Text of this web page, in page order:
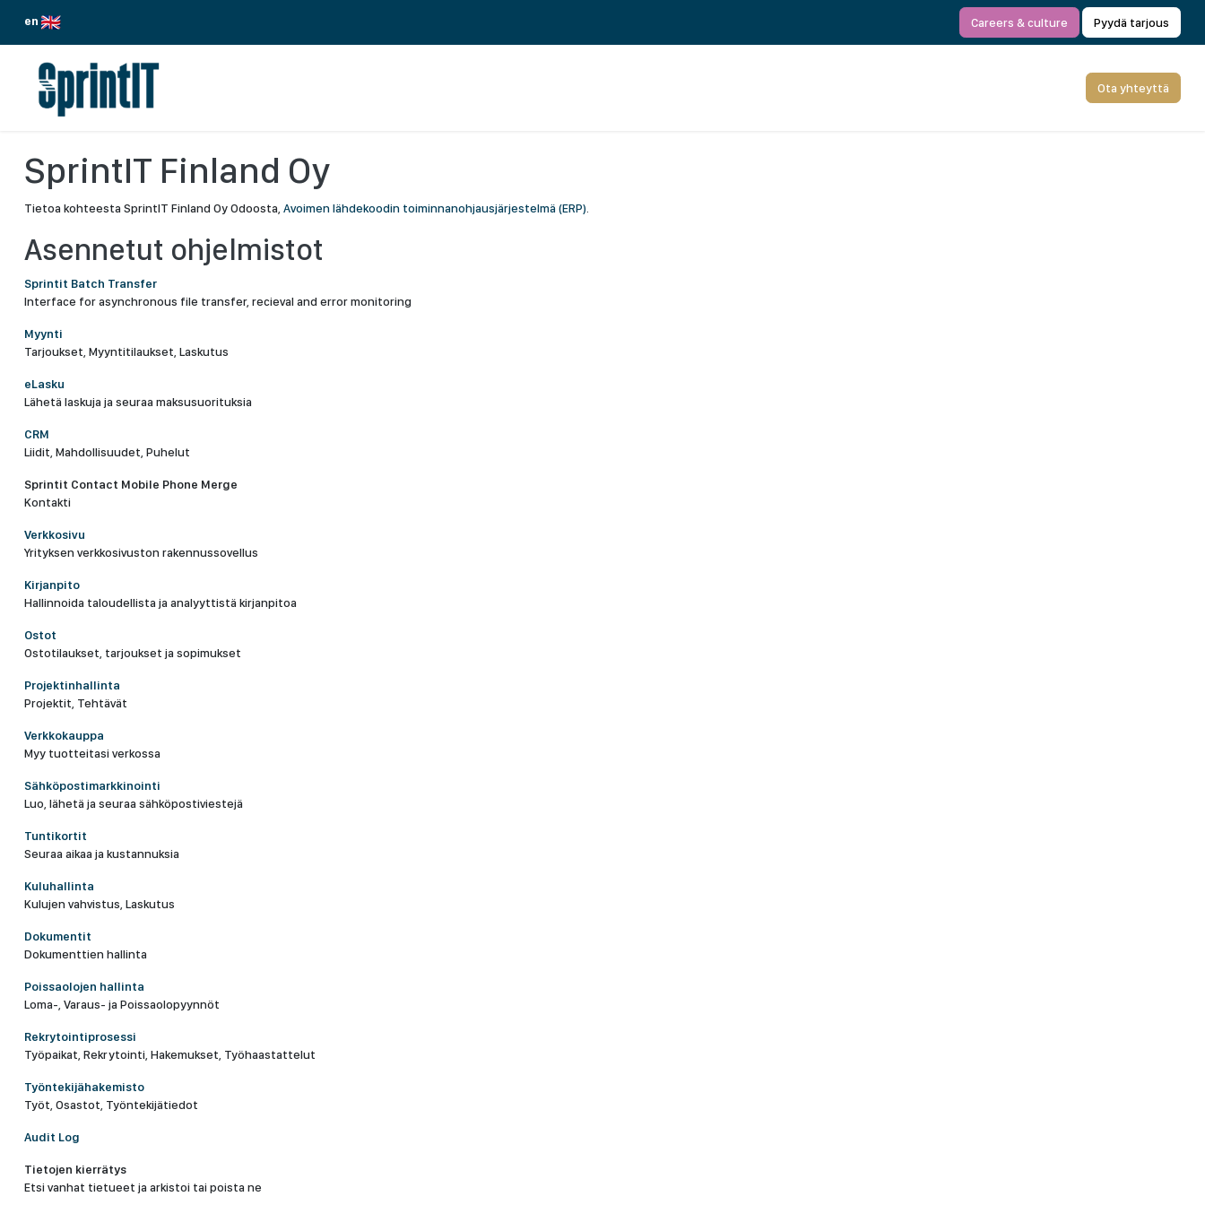
en
Careers & culture Pyydä tarjous
Ota yhteyttä
SprintIT Finland Oy
Tietoa kohteesta SprintIT Finland Oy Odoosta, Avoimen lähdekoodin toiminnanohjausjärjestelmä (ERP)
Asennetut ohjelmistot
Sprintit Batch Transfer
Interface for asynchronous file transfer, recieval and error monitoring
Myynti
Tarjoukset, Myyntitilaukset, Laskutus
eLasku
Lähetä laskuja ja seuraa maksusuorituksia
CRM
Liidit, Mahdollisuudet, Puhelut
Sprintit Contact Mobile Phone Merge
Kontakti
Verkkosivu
Yrityksen verkkosivuston rakennussovellus
Kirjanpito
Hallinnoida taloudellista ja analyyttistä kirjanpitoa
Ostot
Ostotilaukset, tarjoukset ja sopimukset
Projektinhallinta
Projektit, Tehtävät
Verkkokauppa
Myy tuotteitasi verkossa
Sähköpostimarkkinointi
Luo, lähetä ja seuraa sähköpostiviestejä
Tuntikortit
Seuraa aikaa ja kustannuksia
Kuluhallinta
Kulujen vahvistus, Laskutus
Dokumentit
Dokumenttien hallinta
Poissaolojen hallinta
Loma-, Varaus- ja Poissaolopyynnöt
Rekrytointiprosessi
Työpaikat, Rekrytointi, Hakemukset, Työhaastattelut
Työntekijähakemisto
Työt, Osastot, Työntekijätiedot
Audit Log
Tietojen kierrätys
Etsi vanhat tietueet ja arkistoi tai poista ne